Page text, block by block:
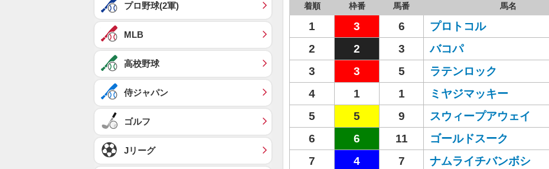
着順 枠番 馬番 馬名
1 3 6 プロトコル
2
2 3 バコパ
3
3 5 ラテンロック
4
1 1 ミヤジマッキー
5
5 9 スウィープアウェイ
6
6 11 ゴールドスーク
7
4 7 ナムライチバンボシ
プロ野球(2軍)
MLB
高校野球
侍ジャパン
ゴルフ
Jリーグ